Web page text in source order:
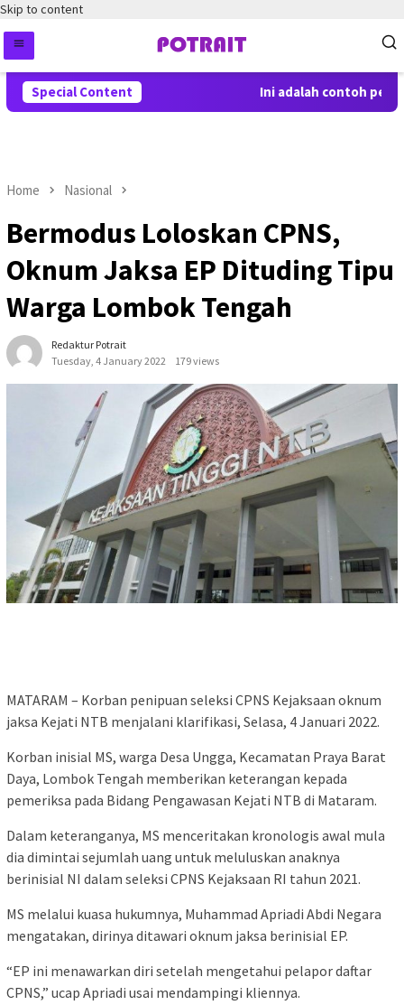
Skip to content
Special Content Ini adalah contoh
Home Nasional
Bermodus Loloskan CPNS,
Oknum Jaksa EP Dituding Tipu
Warga Lombok Tengah
Redaktur Potrait
Tuesday, 4 January 2022
179 views
MATARAM – Korban penipuan seleksi CPNS Kejaksaan oknum
jaksa Kejati NTB menjalani klarifikasi, Selasa, 4 Januari 2022.
Korban inisial MS, warga Desa Ungga, Kecamatan Praya Barat
Daya, Lombok Tengah memberikan keterangan kepada
pemeriksa pada Bidang Pengawasan Kejati NTB di Mataram.
Dalam keteranganya, MS menceritakan kronologis awal mula
dia dimintai sejumlah uang untuk meluluskan anaknya
berinisial NI dalam seleksi CPNS Kejaksaan RI tahun 2021.
MS melalui kuasa hukumnya, Muhammad Apriadi Abdi Negara
mengatakan, dirinya ditawari oknum jaksa berinisial EP.
“EP ini menawarkan diri setelah mengetahui pelapor daftar
CPNS,” ucap Apriadi usai mendampingi kliennya.